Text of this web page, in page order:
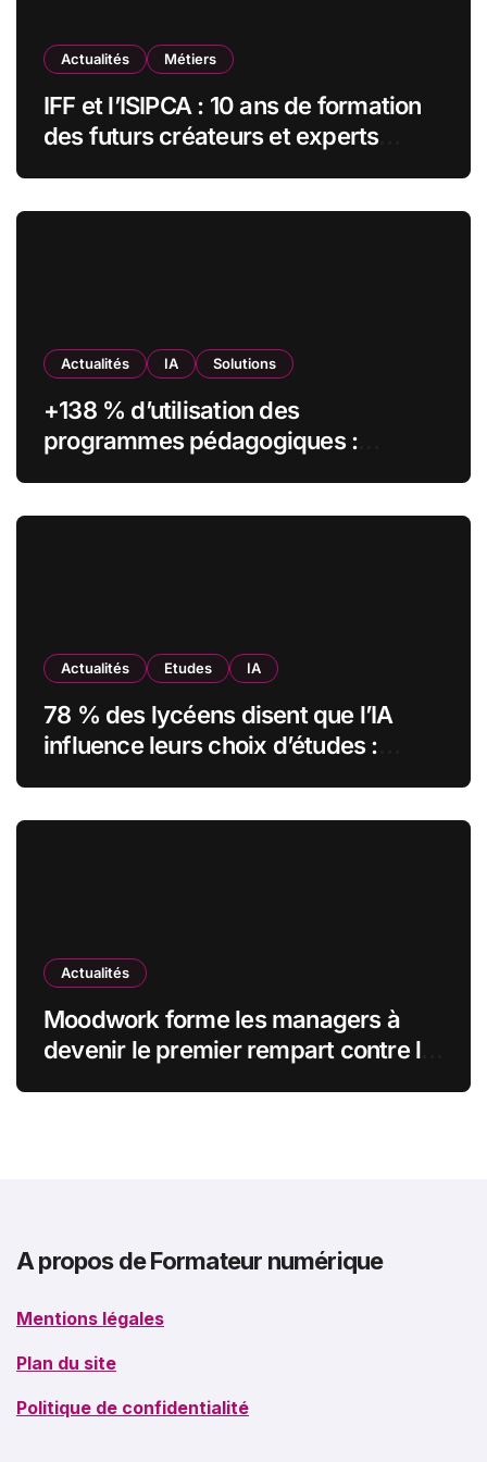
Actualités Métiers
IFF et l’ISIPCA : 10 ans de formation
des futurs créateurs et experts
Actualités IA Solutions
+138 % d’utilisation des
programmes pédagogiques :
Actualités Etudes IA
78 % des lycéens disent que l’IA
influence leurs choix d’études :
Actualités
Moodwork forme les managers à
devenir le premier rempart contre le
A propos de Formateur numérique
Mentions légales
Plan du site
Politique de confidentialité